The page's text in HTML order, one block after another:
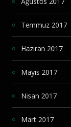
Temmuz 2017
Haziran 2017
Mayıs 2017
Nisan 2017
Mart 2017